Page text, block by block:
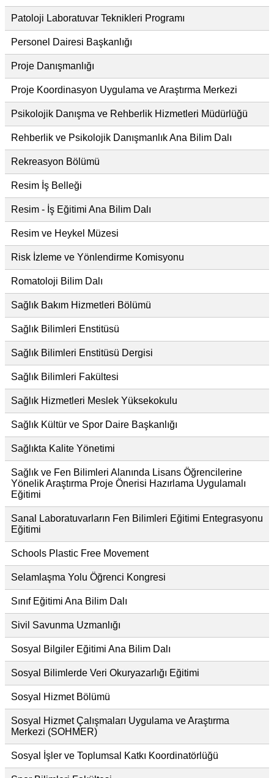
Patoloji Laboratuvar Teknikleri Programı
Personel Dairesi Başkanlığı
Proje Danışmanlığı
Proje Koordinasyon Uygulama ve Araştırma Merkezi
Psikolojik Danışma ve Rehberlik Hizmetleri Müdürlüğü
Rehberlik ve Psikolojik Danışmanlık Ana Bilim Dalı
Rekreasyon Bölümü
Resim İş Belleği
Resim - İş Eğitimi Ana Bilim Dalı
Resim ve Heykel Müzesi
Risk İzleme ve Yönlendirme Komisyonu
Romatoloji Bilim Dalı
Sağlık Bakım Hizmetleri Bölümü
Sağlık Bilimleri Enstitüsü
Sağlık Bilimleri Enstitüsü Dergisi
Sağlık Bilimleri Fakültesi
Sağlık Hizmetleri Meslek Yüksekokulu
Sağlık Kültür ve Spor Daire Başkanlığı
Sağlıkta Kalite Yönetimi
Sağlık ve Fen Bilimleri Alanında Lisans Öğrencilerine
Yönelik Araştırma Proje Önerisi Hazırlama Uygulamalı
Eğitimi
Sanal Laboratuvarların Fen Bilimleri Eğitimi Entegrasyonu
Eğitimi
Schools Plastic Free Movement
Selamlaşma Yolu Öğrenci Kongresi
Sınıf Eğitimi Ana Bilim Dalı
Sivil Savunma Uzmanlığı
Sosyal Bilgiler Eğitimi Ana Bilim Dalı
Sosyal Bilimlerde Veri Okuryazarlığı Eğitimi
Sosyal Hizmet Bölümü
Sosyal Hizmet Çalışmaları Uygulama ve Araştırma
Merkezi (SOHMER)
Sosyal İşler ve Toplumsal Katkı Koordinatörlüğü